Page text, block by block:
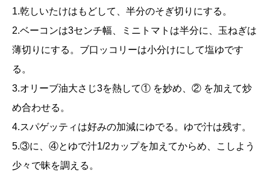
1.乾しいたけはもどして、半分のそぎ切りにする。
2.ベーコンは3センチ幅、ミニトマトは半分に、玉ねぎは
薄切りにする。ブ口ッコリーは小分けにして塩ゆです
る。
3.オリーブ油大さじ3を熱して① を妙め、② を加えて炒
め合わせる。
4.スパゲッティは好みの加減にゆでる。ゆで汁は残す。
5.③に、④とゆで汁1/2カップを加えてからめ、こしよう
少々で昧を調える。